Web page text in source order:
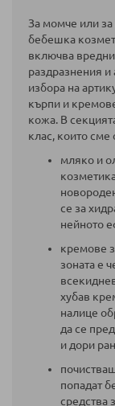
За момче или за
бебешка
включва
раздразнения
избора на
кърпи и
кожа. В
клас, които сме
мляко и
се за
нейното
кремове
зоната е
хубав
налице
да се
и дори
попадат
средства